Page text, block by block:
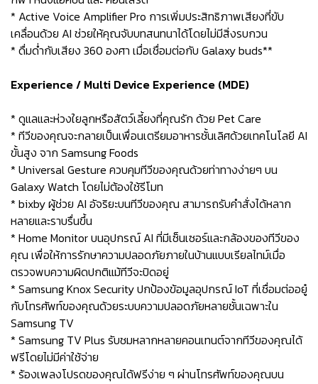
* Active Voice Amplifier Pro การเพิ่มประสิทธิภาพเสียงที่ขับ
เคลื่อนด้วย AI ช่วยให้คุณจับบทสนทนาได้โดยไม่มีสิ่งรบกวน
* ดื่มด่ำกับเสียง 360 องศา เมื่อเชื่อมต่อกับ Galaxy buds**
Experience / Multi Device Experience (MDE)
* ดูแลและห่วงใยลูกหรือสัตว์เลี้ยงที่คุณรัก ด้วย Pet Care
* ทีวีของคุณจะกลายเป็นเพื่อนเตรียมอาหารชั้นเลิศด้วยเทคโนโลยี AI
ขั้นสูง จาก Samsung Foods
* Universal Gesture ควบคุมทีวีของคุณด้วยท่าทางง่ายๆ บน
Galaxy Watch โดยไม่ต้องใช้รีโมท
* bixby ผู้ช่วย AI อัจริยะบนทีวีของคุณ สามารถรับคำสั่งได้หลาก
หลายและราบรื่นขึ้น
* Home Monitor บนอุปกรณ์ AI ที่มีเซ็นเซอร์และกล้องของทีวีของ
คุณ เพื่อให้การรักษาความปลอดภัยภายในบ้านแบบเรียลไทม์เมื่อ
ตรวจพบความผิดปกติแม้ทีวีจะปิดอยู่
* Samsung Knox Security ปกป้องข้อมูลอุปกรณ์ IoT ที่เชื่อมต่ออยู๋
กับโทรศัพท์ของคุณด้วยระบบความปลอดภัยหลายชั้นเฉพาะใน
Samsung TV
* Samsung TV Plus รับชมหลากหลายคอนเทนต์จากทีวีของคุณได้
ฟรีโดยไม่มีค่าใช้จ่าย
* ร้องเพลงโปรดของคุณได้ฟรีง่าย ๆ ผ่านโทรศัพท์ของคุณบน